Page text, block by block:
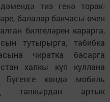
тиз генә торак-
балалар бакчасы өчен
билгеләрен карарга,
тутырырга, табибка
чиратка басарга
халкы күп куллана
көндә мобиль
артык